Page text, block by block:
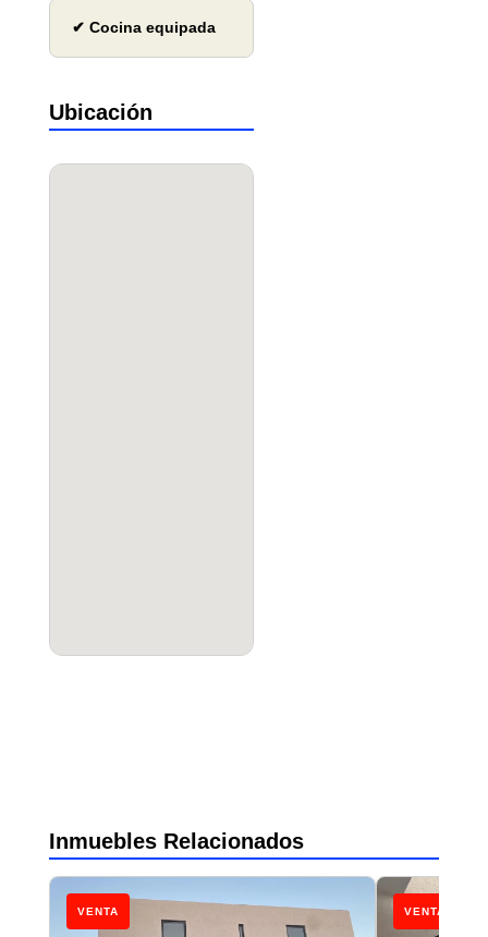
✔ Cocina equipada
Ubicación
Inmuebles Relacionados
VENTA VENTA